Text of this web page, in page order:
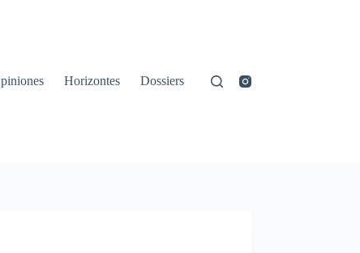
Horizontes Dossiers